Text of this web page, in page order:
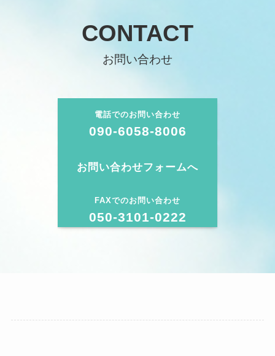
CONTACT
お問い合わせ
電話でのお問い合わせ
090-6058-8006
お問い合わせフォームへ
FAXでのお問い合わせ
050-3101-0222